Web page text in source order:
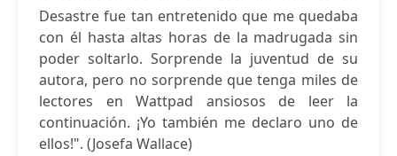
Desastre fue tan entretenido que me quedaba
con él hasta altas horas de la madrugada sin
poder soltarlo. Sorprende la juventud de su
autora, pero no sorprende que tenga miles de
lectores en Wattpad ansiosos de leer la
continuación. ¡Yo también me declaro uno de
ellos!". (Josefa Wallace)